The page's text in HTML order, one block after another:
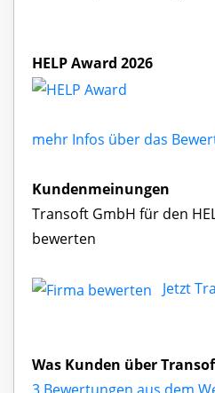
HELP Award 2026
mehr Infos über das
Kundenmeinungen
Transoft GmbH für den
bewerten
Jetzt
Was Kunden über
3 Bewertungen aus dem